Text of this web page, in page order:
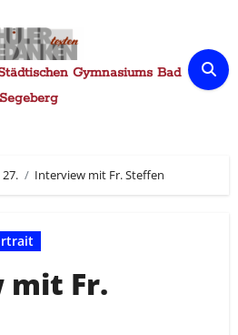
Gymnasiums Bad
Segeberg
27. Interview mit Fr. Steffen
Fr.